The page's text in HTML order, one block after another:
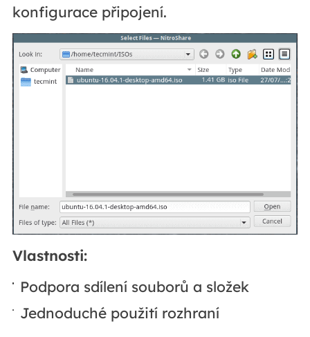
konfigurace připojení.
Vlastnosti:
Podpora sdílení souborů a složek
Jednoduché použití rozhraní